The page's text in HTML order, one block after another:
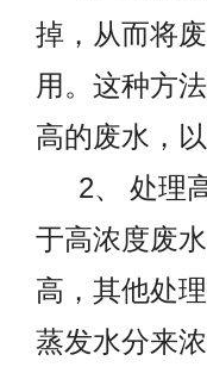
掉，从而将
用。这种方
高的废水，
2、 处理
于高浓度废
高，其他处
蒸发水分来